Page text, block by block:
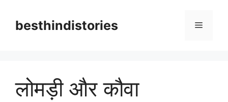
contentbesthindistories Menu
लोमड़ी और कौवा